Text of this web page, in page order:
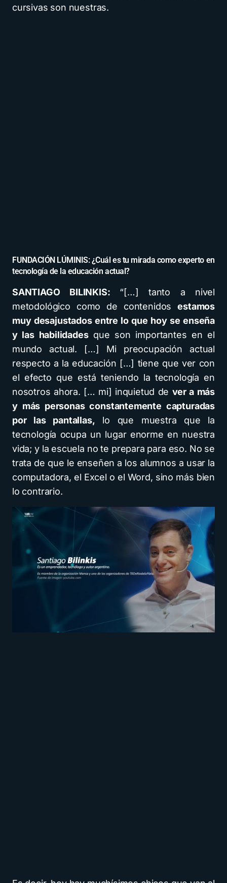
cursivas son nuestras.
FUNDACIÓN LÚMINIS: ¿Cuál es tu mirada como experto en
tecnología de la educación actual?
SANTIAGO BILINKIS: “[…] tanto a nivel
metodológico como de contenidosestamos
muy desajustados entre lo que hoy se enseña
y las habilidadesque son importantes en el
mundo actual. […] Mi preocupación actual
respecto a la educación […] tiene que ver con
el efecto que está teniendo la tecnología en
nosotros ahora. [… mi] inquietud de ver a más
y más personas constantemente capturadas
por las pantallas, lo que muestra que la
tecnología ocupa un lugar enorme en nuestra
vida; y la escuela no te prepara para eso. No se
trata de que le enseñen a los alumnos a usar la
computadora, el Excel o el Word, sino más bien
lo contrario.